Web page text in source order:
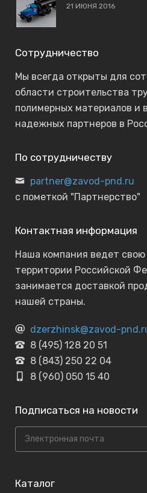
21 ИЮНЯ 2016
Сотрудничество
Мы всегда открыты для
области строительства
полимерных материалов и
надежных партнеров в
По сотрудничеству
partner@zavod-pnd.ru
с пометкой "Партнерство"
Контактная информация
Наша компания ведет свою
территории Российской
занимается доставкой
нашей страны.
dzerzhinsk@zavod-
8 (495) 128 20 51
8 (843) 250 22 04
8 (960) 050 15 40
Подписаться на новости
Каталог